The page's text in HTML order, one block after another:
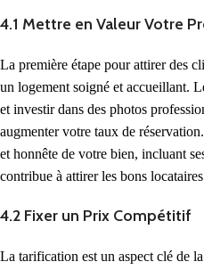
4.1 Mettre en Valeur Votre
La première étape pour attirer des
un logement soigné et accueillant.
et investir dans des photos
augmenter votre taux de
et honnête de votre bien, incluant
contribue à attirer les bons
4.2 Fixer un Prix Compétitif
La tarification est un aspect clé de